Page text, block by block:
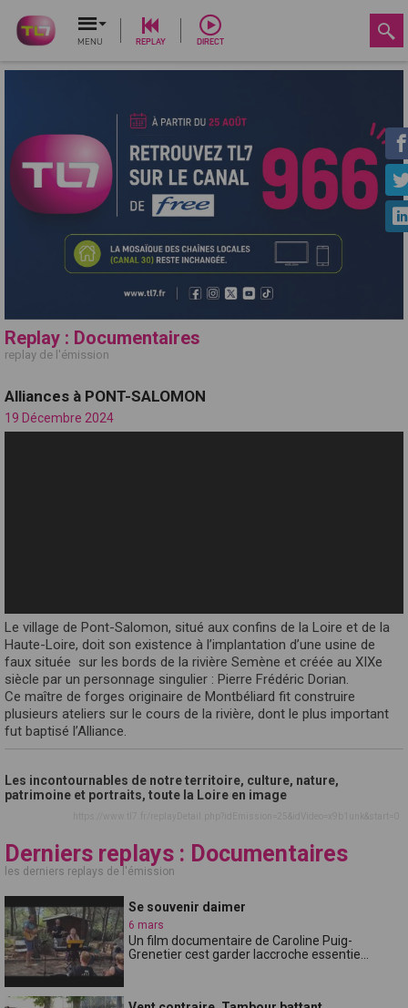
MENU REPLAY DIRECT
Replay : Documentaires
replay de l'émission
Alliances à PONT-SALOMON
19 Décembre 2024
Le village de Pont-Salomon, situé aux confins de la Loire et de la
Haute-Loire, doit son existence à l’implantation d’une usine de
faux située sur les bords de la rivière Semène et créée au XIXe
siècle par un personnage singulier : Pierre Frédéric Dorian.
Ce maître de forges originaire de Montbéliard fit construire
plusieurs ateliers sur le cours de la rivière, dont le plus important
fut baptisé l’Alliance.
Les incontournables de notre territoire, culture, nature,
patrimoine et portraits, toute la Loire en image
Derniers replays : Documentaires
les derniers replays de l'émission
Se souvenir daimer
6 mars
Un film documentaire de Caroline Puig-
Grenetier cest garder laccroche essentie...